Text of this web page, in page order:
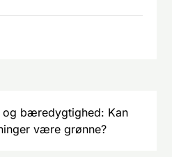
og bæredygtighed: Kan
være grønne?